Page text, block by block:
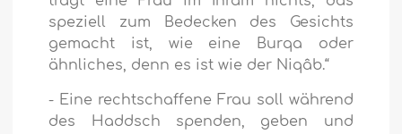
speziell zum Bedecken des Gesichts
gemacht ist, wie eine Burqa oder
ähnliches, denn es ist wie der Niqâb.“
- Eine rechtschaffene Frau soll während
des Haddsch spenden, geben und